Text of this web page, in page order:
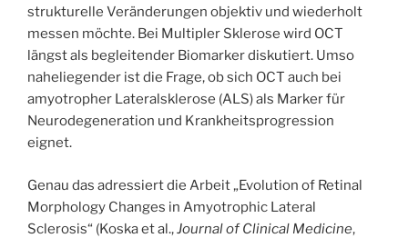
strukturelle Veränderungen objektiv und wiederholt
messen möchte. Bei Multipler Sklerose wird OCT
längst als begleitender Biomarker diskutiert. Umso
naheliegender ist die Frage, ob sich OCT auch bei
amyotropher Lateralsklerose (ALS) als Marker für
Neurodegeneration und Krankheitsprogression
eignet.
Genau das adressiert die Arbeit „Evolution of Retinal
Morphology Changes in Amyotrophic Lateral
Sclerosis“ (Koska et al.,Journal of Clinical Medicine,